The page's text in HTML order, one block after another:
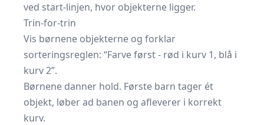
ved start-linjen, hvor objekterne ligger.
Trin-for-trin
Vis børnene objekterne og forklar
sorteringsreglen: “Farve først - rød i kurv 1, blå i
kurv 2”.
Børnene danner hold. Første barn tager ét
objekt, løber ad banen og afleverer i korrekt
kurv.